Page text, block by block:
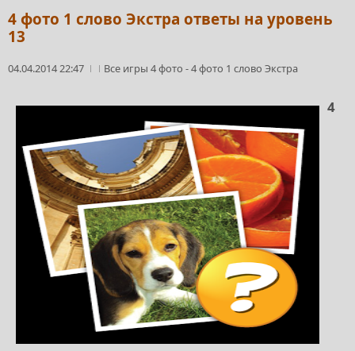
4 фото 1 слово Экстра ответы на уровень
13
04.04.2014 22:47 Все игры 4 фото -4 фото 1 слово Экстра
4